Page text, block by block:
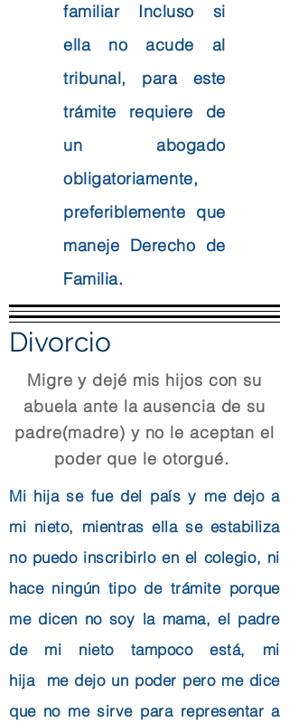
familiar Incluso si
ella no acude al
tribunal, para este
trámite requiere de
un abogado
obligatoriamente,
preferiblemente que
maneje Derecho de
Familia.
Divorcio
Migre y dejé mis hijos con su
abuela ante la ausencia de su
padre(madre) y no le aceptan el
poder que le otorgué.
Mi hija se fue del país y me dejo a
mi nieto, mientras ella se estabiliza
no puedo inscribirlo en el colegio, ni
hace ningún tipo de trámite porque
me dicen no soy la mama, el padre
de mi nieto tampoco está, mi
hija me dejo un poder pero me dice
que no me sirve para representar a